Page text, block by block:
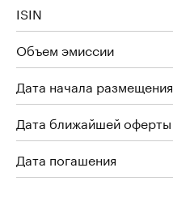
ISIN
Объем эмиссии
Дата начала размещения
Дата ближайшей оферты
Дата погашения